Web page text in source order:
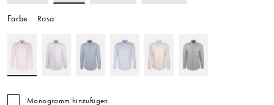
Farbe Rosa
Monogramm hinzufügen